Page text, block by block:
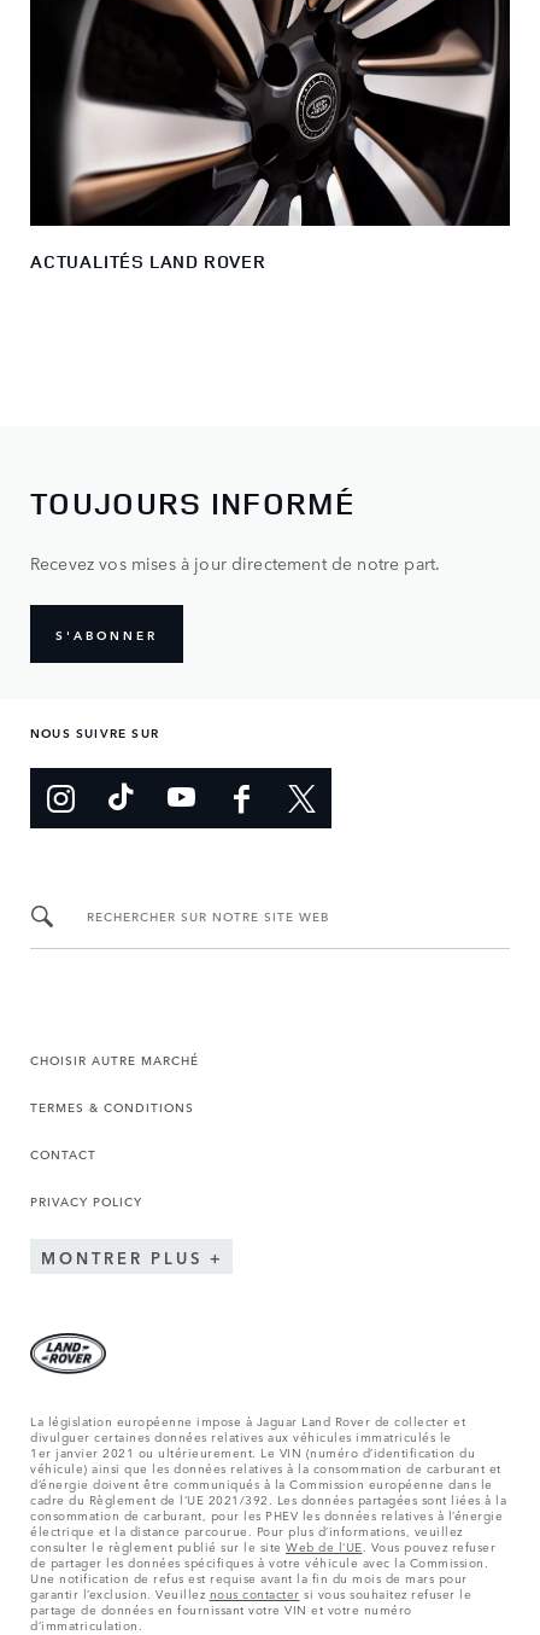
ACTUALITÉS LAND ROVER
TOUJOURS INFORMÉ
Recevez vos mises à jour directement de notre part.
S'ABONNER
NOUS SUIVRE SUR
RECHERCHER SUR NOTRE SITE WEB
CHOISIR AUTRE MARCHÉ
TERMES & CONDITIONS
CONTACT
PRIVACY POLICY
MONTRER PLUS
La législation européenne impose à Jaguar Land Rover de collecter et
divulguer certaines données relatives aux véhicules immatriculés le
1er janvier 2021 ou ultérieurement. Le VIN (numéro d’identification du
véhicule) ainsi que les données relatives à la consommation de carburant et
d’énergie doivent être communiqués à la Commission européenne dans le
cadre du Règlement de l’UE 2021/392. Les données partagées sont liées à la
consommation de carburant, pour les PHEV les données relatives à l’énergie
électrique et la distance parcourue. Pour plus d’informations, veuillez
consulter le règlement publié sur le site Web de l’UE . Vous pouvez refuser
de partager les données spécifiques à votre véhicule avec la Commission.
Une notification de refus est requise avant la fin du mois de mars pour
garantir l’exclusion. Veuillez nous contacter si vous souhaitez refuser le
partage de données en fournissant votre VIN et votre numéro
d’immatriculation.